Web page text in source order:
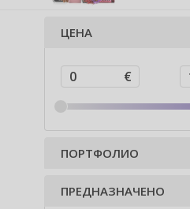
ЦЕНА
ПОРТФОЛИО
Аромати за дома (1)
ПРЕДНАЗНАЧЕНО